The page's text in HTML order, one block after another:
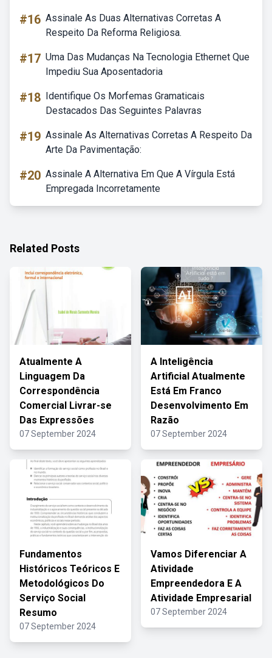
#16 Assinale As Duas Alternativas Corretas A
Respeito Da Reforma Religiosa.
#17 Uma Das Mudanças Na Tecnologia Ethernet Que
Impediu Sua Aposentadoria
#18 Identifique Os Morfemas Gramaticais
Destacados Das Seguintes Palavras
#19 Assinale As Alternativas Corretas A Respeito Da
Arte Da Pavimentação:
#20 Assinale A Alternativa Em Que A Vírgula Está
Empregada Incorretamente
Related Posts
Atualmente A
Linguagem Da
Correspondência
Comercial Livrar-se
Das Expressões
07 September 2024
A Inteligência
Artificial Atualmente
Está Em Franco
Desenvolvimento Em
Razão
07 September 2024
Fundamentos
Históricos Teóricos E
Metodológicos Do
Serviço Social
Resumo
07 September 2024
Vamos Diferenciar A
Atividade
Empreendedora E A
Atividade Empresarial
07 September 2024